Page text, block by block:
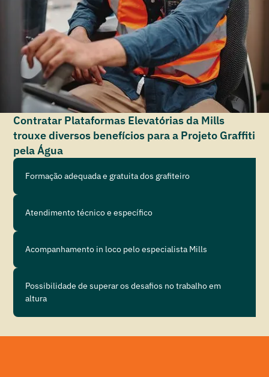
Contratar Plataformas Elevatórias da Mills
trouxe diversos benefícios para a Projeto Graffiti
pela Água
Formação adequada e gratuita dos grafiteiro
Atendimento técnico e específico
Acompanhamento in loco pelo especialista Mills
Possibilidade de superar os desafios no trabalho em
altura